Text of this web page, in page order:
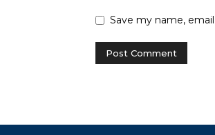
Save my name,